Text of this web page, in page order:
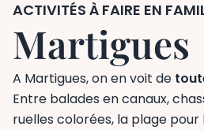
ACTIVITÉS À FAIRE EN
Martigues
A Martigues, on en voit de
Entre balades en canaux,
ruelles colorées, la plage